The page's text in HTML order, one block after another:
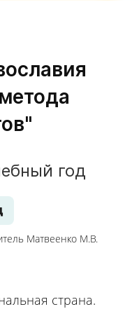
год
Матвеенко М.В.
страна.